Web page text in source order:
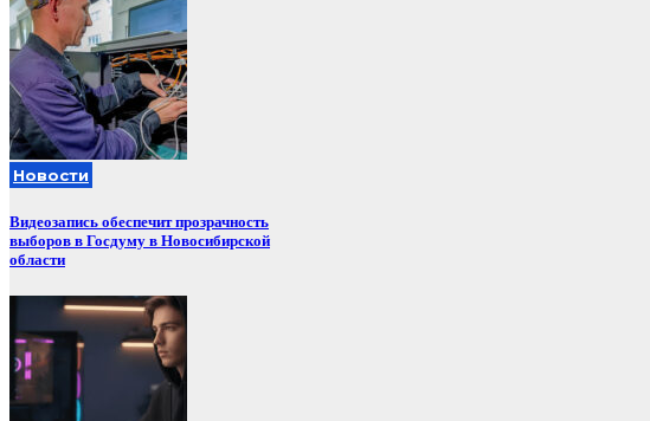
Новости
Видеозапись обеспечит прозрачность
выборов в Госдуму в Новосибирской
области